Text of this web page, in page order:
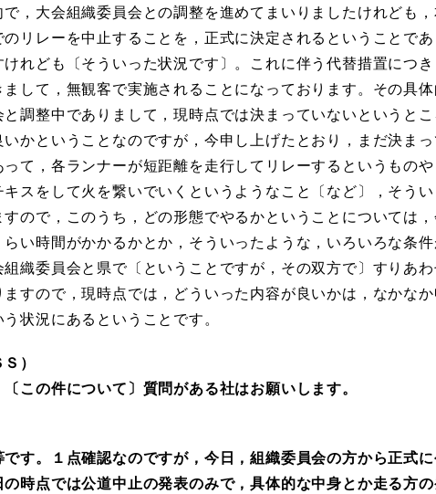
，大会組織委員会との調整を進めてまいりましたけれども
リレーを中止することを，正式に決定されるということで
れども〔そういった状況です〕。これに伴う代替措置につ
して，無観客で実施されることになっております。その具
調整中でありまして，現時点では決まっていないというと
いかということなのですが，今申し上げたとおり，まだ決ま
って，各ランナーが短距離を走行してリレーするというもの
スをして火を繋いでいくというようなこと〔など〕，そう
ので，このうち，どの形態でやるかということについては
らい時間がかかるかとか，そういったような，いろいろな条
織委員会と県で〔ということですが，その双方で〕すりあ
すので，現時点では，どういった内容が良いかは，なかな
状況にあるということです。
）
この件について〕質問がある社はお願いします。
す。１点確認なのですが，今日，組織委員会の方から正式
時点では公道中止の発表のみで，具体的な中身とか走る方